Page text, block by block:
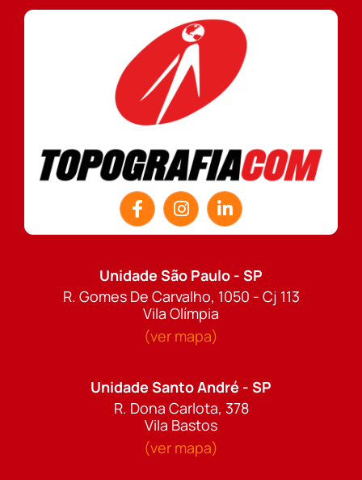
Unidade São Paulo - SP
R. Gomes De Carvalho, 1050 - Cj 113
Vila Olímpia
(ver mapa)
Unidade Santo André - SP
R. Dona Carlota, 378
Vila Bastos
(ver mapa)